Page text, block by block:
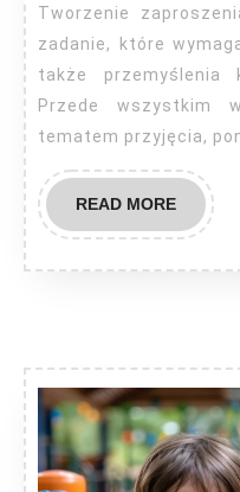
Tworzenie zaproszenia na urodziny dla dzieci to
zadanie, które
także przemyślenia
Przede wszystkim
tematem przyjęcia,
READ MOREREAD
MORE